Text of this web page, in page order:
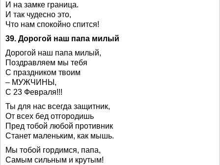
И на замке граница.
И так чудесно это,
Что нам спокойно спится!
39. Дорогой наш папа милый
Дорогой наш папа милый,
Поздравляем мы тебя
С праздником твоим
– МУЖЧИНЫ,
С 23 Февраля!!!
Ты для нас всегда защитник,
От всех бед отгородишь
Пред тобой любой противник
Станет маленьким, как мышь.
Мы тобой гордимся, папа,
Самым сильным и крутым!